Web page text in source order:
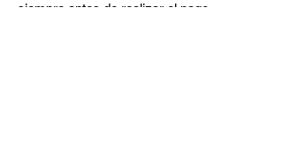
siempre antes de realizar el pago.